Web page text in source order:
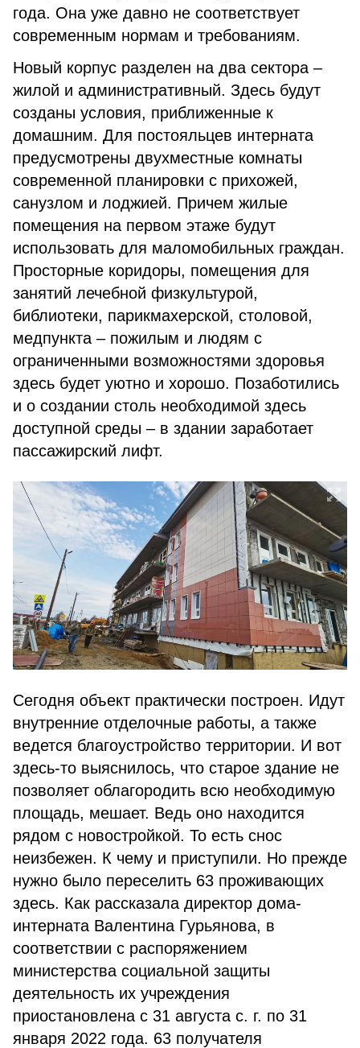
года. Она уже давно не соответствует
современным нормам и требованиям.
Новый корпус разделен на два сектора –
жилой и административный. Здесь будут
созданы условия, приближенные к
домашним. Для постояльцев интерната
предусмотрены двухместные комнаты
современной планировки с прихожей,
санузлом и лоджией. Причем жилые
помещения на первом этаже будут
использовать для маломобильных граждан.
Просторные коридоры, помещения для
занятий лечебной физкультурой,
библиотеки, парикмахерской, столовой,
медпункта – пожилым и людям с
ограниченными возможностями здоровья
здесь будет уютно и хорошо. Позаботились
и о создании столь необходимой здесь
доступной среды – в здании заработает
пассажирский лифт.
Сегодня объект практически построен. Идут
внутренние отделочные работы, а также
ведется благоустройство территории. И вот
здесь-то выяснилось, что старое здание не
позволяет облагородить всю необходимую
площадь, мешает. Ведь оно находится
рядом с новостройкой. То есть снос
неизбежен. К чему и приступили. Но прежде
нужно было переселить 63 проживающих
здесь. Как рассказала директор дома-
интерната Валентина Гурьянова, в
соответствии с распоряжением
министерства социальной защиты
деятельность их учреждения
приостановлена с 31 августа с. г. по 31
января 2022 года. 63 получателя